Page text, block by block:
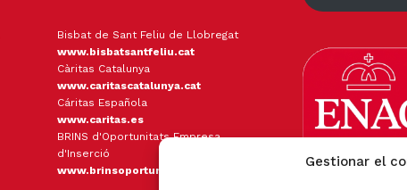
Gestionar el
Bisbat de Sant Feliu de Llobregat
www.bisbatsantfeliu.cat
Càritas Catalunya
www.caritascatalunya.cat
Cáritas Española
www.caritas.es
BRINS d'Oportunitats Empresa
d'Inserció
www.brinsoportunitats.cat